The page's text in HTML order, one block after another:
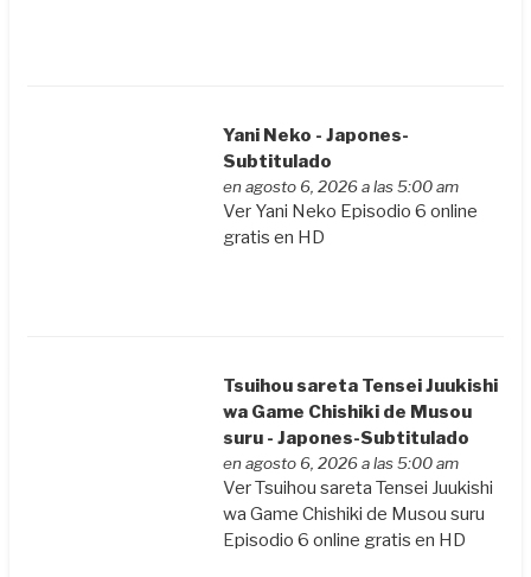
Yani Neko - Japones-
Subtitulado
en agosto 6, 2026 a las 5:00 am
Ver Yani Neko Episodio 6 online
gratis en HD
Tsuihou sareta Tensei Juukishi
wa Game Chishiki de Musou
suru - Japones-Subtitulado
en agosto 6, 2026 a las 5:00 am
Ver Tsuihou sareta Tensei Juukishi
wa Game Chishiki de Musou suru
Episodio 6 online gratis en HD